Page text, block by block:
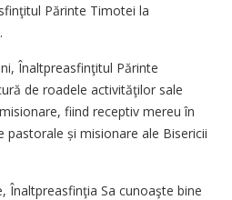
Părinte Timotei la
Înaltprea­sfinţitul Părinte
de roadele activităţilor sale
fiind receptiv mereu în
și misionare ale Bisericii
Înaltprea­sfinţia Sa cunoaşte bine